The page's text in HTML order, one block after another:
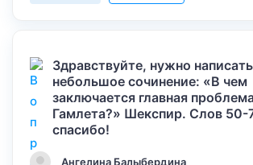
Здравствуйте, нужно написать
небольшое сочинение: «В чем
заключается главная
Гамлета?» Шекспир. Слов 50-
спасибо!
Ангелина Балыбердина